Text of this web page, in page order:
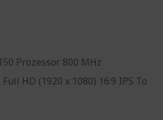
Prozessor 800 MHz
HD (1920 x 1080) 16:9 IPS To